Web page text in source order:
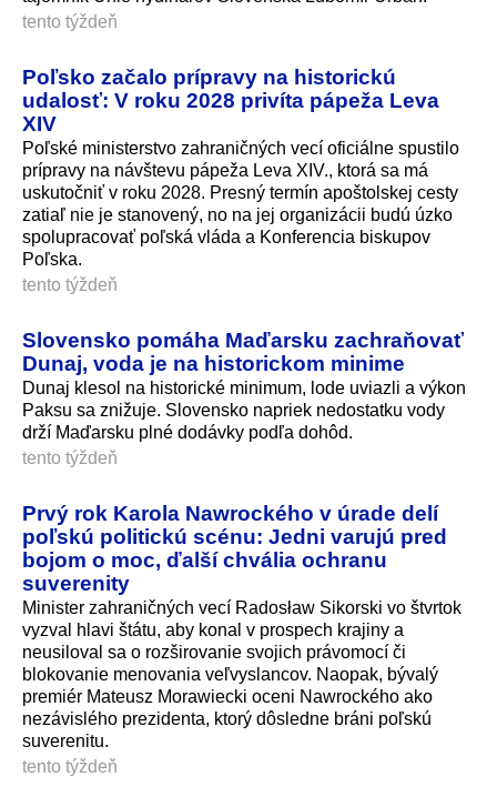
tento týždeň
Poľsko začalo prípravy na historickú
udalosť: V roku 2028 privíta pápeža Leva
XIV
Poľské ministerstvo zahraničných vecí oficiálne spustilo
prípravy na návštevu pápeža Leva XIV., ktorá sa má
uskutočniť v roku 2028. Presný termín apoštolskej cesty
zatiaľ nie je stanovený, no na jej organizácii budú úzko
spolupracovať poľská vláda a Konferencia biskupov
Poľska.
tento týždeň
Slovensko pomáha Maďarsku zachraňovať
Dunaj, voda je na historickom minime
Dunaj klesol na historické minimum, lode uviazli a výkon
Paksu sa znižuje. Slovensko napriek nedostatku vody
drží Maďarsku plné dodávky podľa dohôd.
tento týždeň
Prvý rok Karola Nawrockého v úrade delí
poľskú politickú scénu: Jedni varujú pred
bojom o moc, ďalší chvália ochranu
suverenity
Minister zahraničných vecí Radosław Sikorski vo štvrtok
vyzval hlavi štátu, aby konal v prospech krajiny a
neusiloval sa o rozširovanie svojich právomocí či
blokovanie menovania veľvyslancov. Naopak, bývalý
premiér Mateusz Morawiecki oceni Nawrockého ako
nezávislého prezidenta, ktorý dôsledne bráni poľskú
suverenitu.
tento týždeň